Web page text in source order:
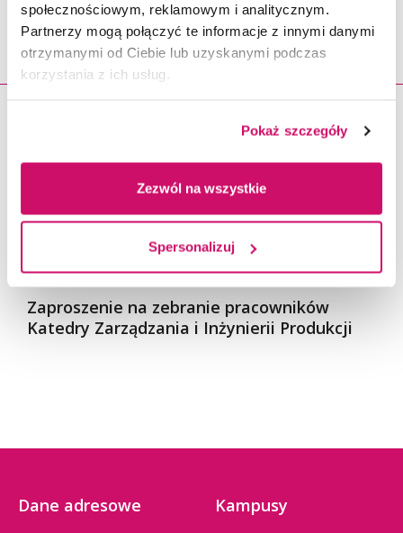
społecznościowym, reklamowym i analitycznym.
Partnerzy mogą połączyć te informacje z innymi danymi
otrzymanymi od Ciebie lub uzyskanymi podczas
korzystania z ich usług.
Pokaż szczegóły
Zezwól na wszystkie
Spersonalizuj
PODOBNE
Zaproszenie na zebranie pracowników
Katedry Zarządzania i Inżynierii Produkcji
Dane adresowe Kampusy